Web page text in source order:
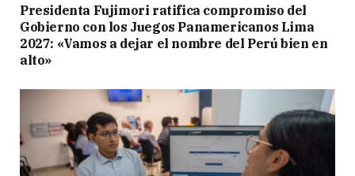
Presidenta Fujimori ratifica compromiso del
Gobierno con los Juegos Panamericanos Lima
2027: «Vamos a dejar el nombre del Perú bien en
alto»